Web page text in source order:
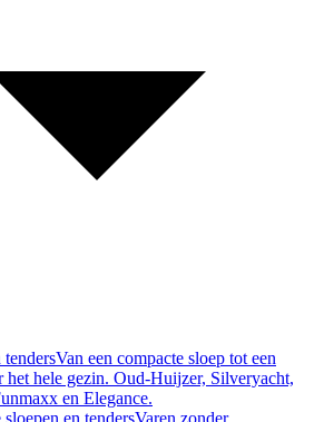
tendersVan een compacte sloep tot een
het hele gezin. Oud-Huijzer, Silveryacht,
en Elegance.
en tendersVaren zonder